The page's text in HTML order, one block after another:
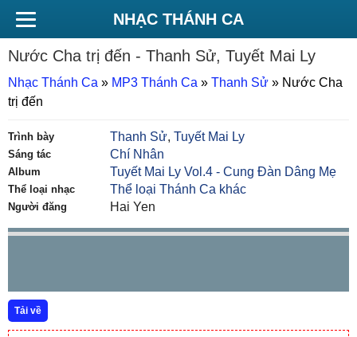
NHẠC THÁNH CA
Nước Cha trị đến - Thanh Sử, Tuyết Mai Ly
Nhạc Thánh Ca » MP3 Thánh Ca » Thanh Sử » Nước Cha
trị đến
Trình bày Thanh Sử,Tuyết Mai Ly
Sáng tác Chí Nhân
Album Tuyết Mai Ly Vol.4 - Cung Đàn Dâng Mẹ
Thể loại nhạc Thể loại Thánh Ca khác
Người đăng Hai Yen
Tải về